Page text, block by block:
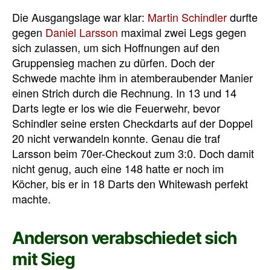
Die Ausgangslage war klar: Martin Schindlerdurfte
gegen Daniel Larsson maximal zwei Legs gegen
sich zulassen, um sich Hoffnungen auf den
Gruppensieg machen zu dürfen. Doch der
Schwede machte ihm in atemberaubender Manier
einen Strich durch die Rechnung. In 13 und 14
Darts legte er los wie die Feuerwehr, bevor
Schindler seine ersten Checkdarts auf der Doppel
20 nicht verwandeln konnte. Genau die traf
Larsson beim 70er-Checkout zum 3:0. Doch damit
nicht genug, auch eine 148 hatte er noch im
Köcher, bis er in 18 Darts den Whitewash perfekt
machte.
Anderson verabschiedet sich
mit Sieg